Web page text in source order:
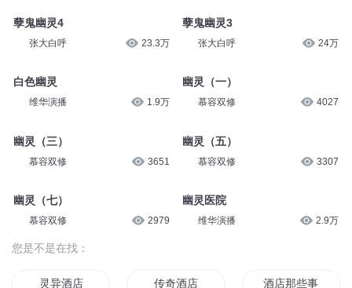
孽鬼幽灵4
张大白呼 23.3万
白色幽灵
维华演播 1.9万
幽灵（三）
慕容双修 3651
幽灵（七）
慕容双修 2979
孽鬼幽灵3
张大白呼 24万
幽灵（一）
慕容双修 4027
幽灵（五）
慕容双修 3307
幽灵医院
维华演播 2.9万
您是不是在找：
灵异酒店 传奇酒店 酒店那些事